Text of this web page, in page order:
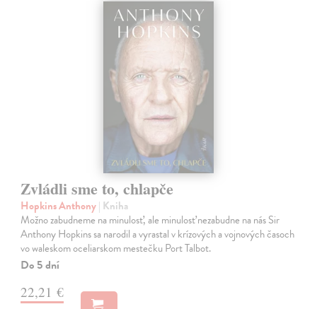
Zvládli sme to, chlapče
Hopkins Anthony| Kniha
Možno zabudneme na minulosť, ale minulosť nezabudne na nás Sir
Anthony Hopkins sa narodil a vyrastal v krízových a vojnových časoch
vo waleskom oceliarskom mestečku Port Talbot.
Do 5 dní
22,21 €